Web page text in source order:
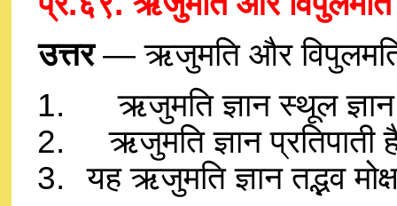
उत्तर— ऋजुमति और विपुलमति
ऋजुमति ज्ञान स्थूल
ऋजुमति ज्ञान
यह ऋजुमति ज्ञान तद्भव